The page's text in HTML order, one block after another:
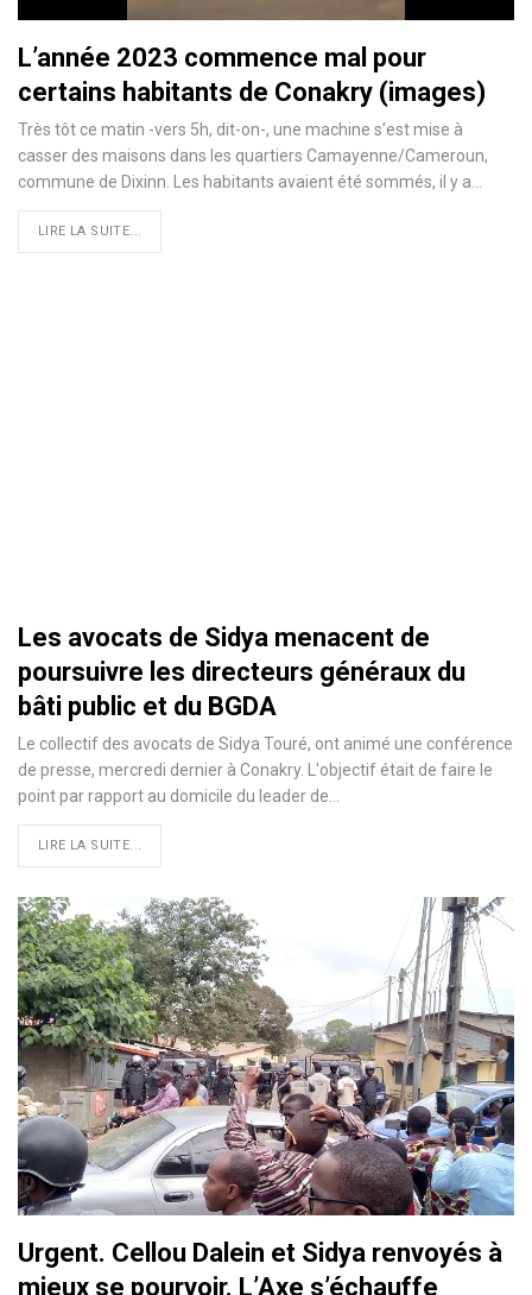
L’année 2023 commence mal pour
certains habitants de Conakry (images)
Très tôt ce matin -vers 5h, dit-on-, une machine s’est mise à
casser des maisons dans les quartiers Camayenne/Cameroun,
commune de Dixinn. Les habitants avaient été sommés, il y a…
LIRE LA SUITE...
Les avocats de Sidya menacent de
poursuivre les directeurs généraux du
bâti public et du BGDA
Le collectif des avocats de Sidya Touré, ont animé une conférence
de presse, mercredi dernier à Conakry. L'objectif était de faire le
point par rapport au domicile du leader de…
LIRE LA SUITE...
Urgent. Cellou Dalein et Sidya renvoyés à
mieux se pourvoir. L’Axe s’échauffe